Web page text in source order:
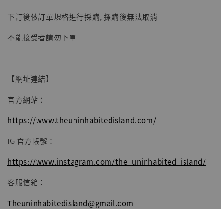
下訂後依訂單規格進行採購, 採購後無法取消
不能接受者請勿下單
【網址連結】
官方網站：
https://www.theuninhabitedisland.com/
IG 官方帳號：
https://www.instagram.com/the_uninhabited_island/
客服信箱：
Theuninhabitedisland@gmail.com